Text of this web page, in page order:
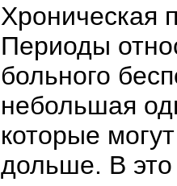
Хроническая
Периоды
больного
небольшая
которые
дольше. В